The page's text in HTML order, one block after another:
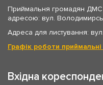
Приймальня громадян ДМС
адресою: вул.
Адреса для листування:
Графік роботи
Вхідна